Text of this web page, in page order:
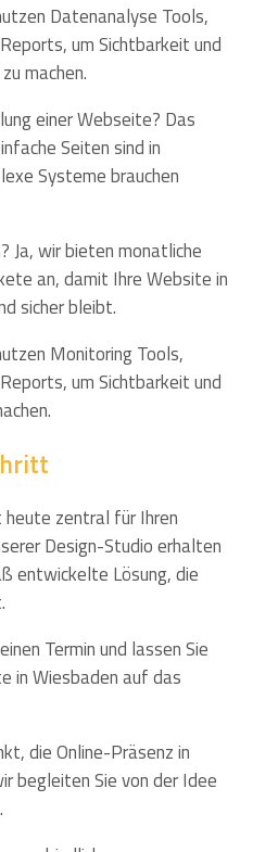
Datenanalyse Tools,
um Sichtbarkeit und
machen.
einer Webseite? Das
Seiten sind in
Systeme brauchen
Ja, wir bieten monatliche
an, damit Ihre Website in
sicher bleibt.
Monitoring Tools,
um Sichtbarkeit und
zentral für Ihren
Design-Studio erhalten
entwickelte Lösung, die
Termin und lassen Sie
in Wiesbaden auf das
die Online-Präsenz in
begleiten Sie von der Idee